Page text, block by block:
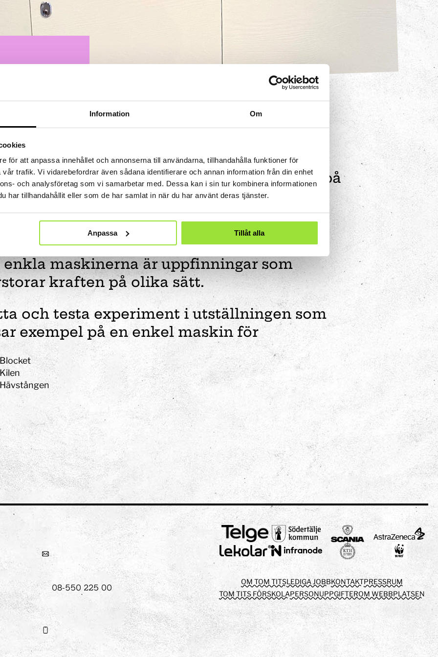
Information Om
för att anpassa innehållet och annonserna till användarna, tillhandahålla funktioner för
trafik. Vi vidarebefordrar även sådana identifierare och annan information från din enhet
och analysföretag som vi samarbetar med. Dessa kan i sin tur kombinera informationen
har tillhandahållit eller som de har samlat in när du har använt deras tjänster.
Anpassa Tillåt alla
Konst
maskiner (blocket,
hävstången)
Kraft &. Rörelse finns exempel på
maskiner som utnyttjar mekanikens
regel "Det du vinner i kraft förlorar du i
enkla maskinerna är uppfinningar som
kraften på olika sätt.
och testa experiment i utställningen som
exempel på en enkel maskin för
08-550 225 00
OM TOM TITSLEDIGA JOBBKONTAKTPRESSRUM
TOM TITS FÖRSKOLAPERSONUPPGIFTEROM WEBBPLATSEN